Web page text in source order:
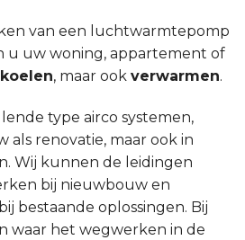
van een luchtwarmtepomp
u uw woning, appartement of
koelen, maar ook verwarmen.
type airco systemen,
als renovatie, maar ook in
Wij kunnen de leidingen
bij nieuwbouw en
bestaande oplossingen. Bij
waar het wegwerken in de